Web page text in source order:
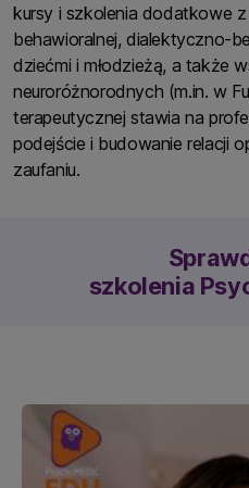
kursy i szkolenia dodatkowe
behawioralnej, dialektyczno-
dziećmi i młodzieżą, a także
neuroróżnorodnych (m.in. w
terapeutycznej stawia na
podejście i budowanie relacji
zaufaniu.
szkolenia